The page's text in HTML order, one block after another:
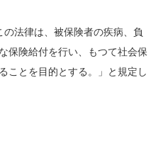
法律は、被保険者の疾病、負
保険給付を行い、もつて社会保
ことを目的とする。」と規定し